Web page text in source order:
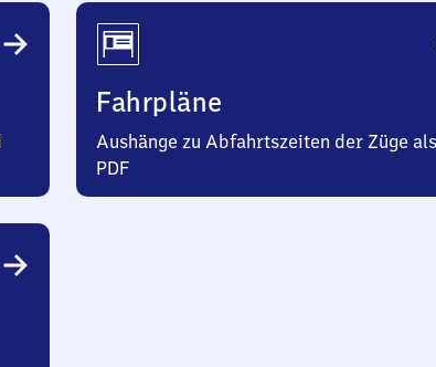
Fahrpläne
Aushänge zu Abfahrtszeiten der Züge als
PDF